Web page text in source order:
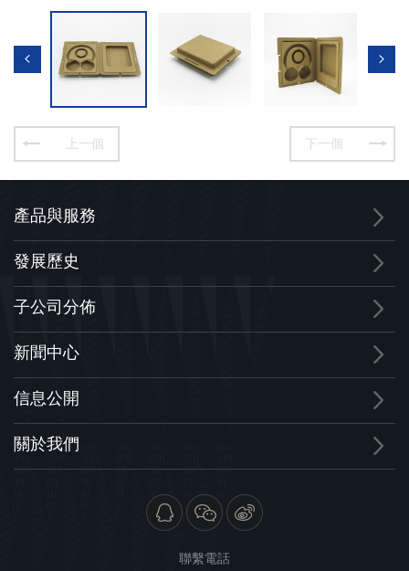
上一個 下一個
產品與服務
發展歷史
子公司分佈
新聞中心
信息公開
關於我們
聯繫電話